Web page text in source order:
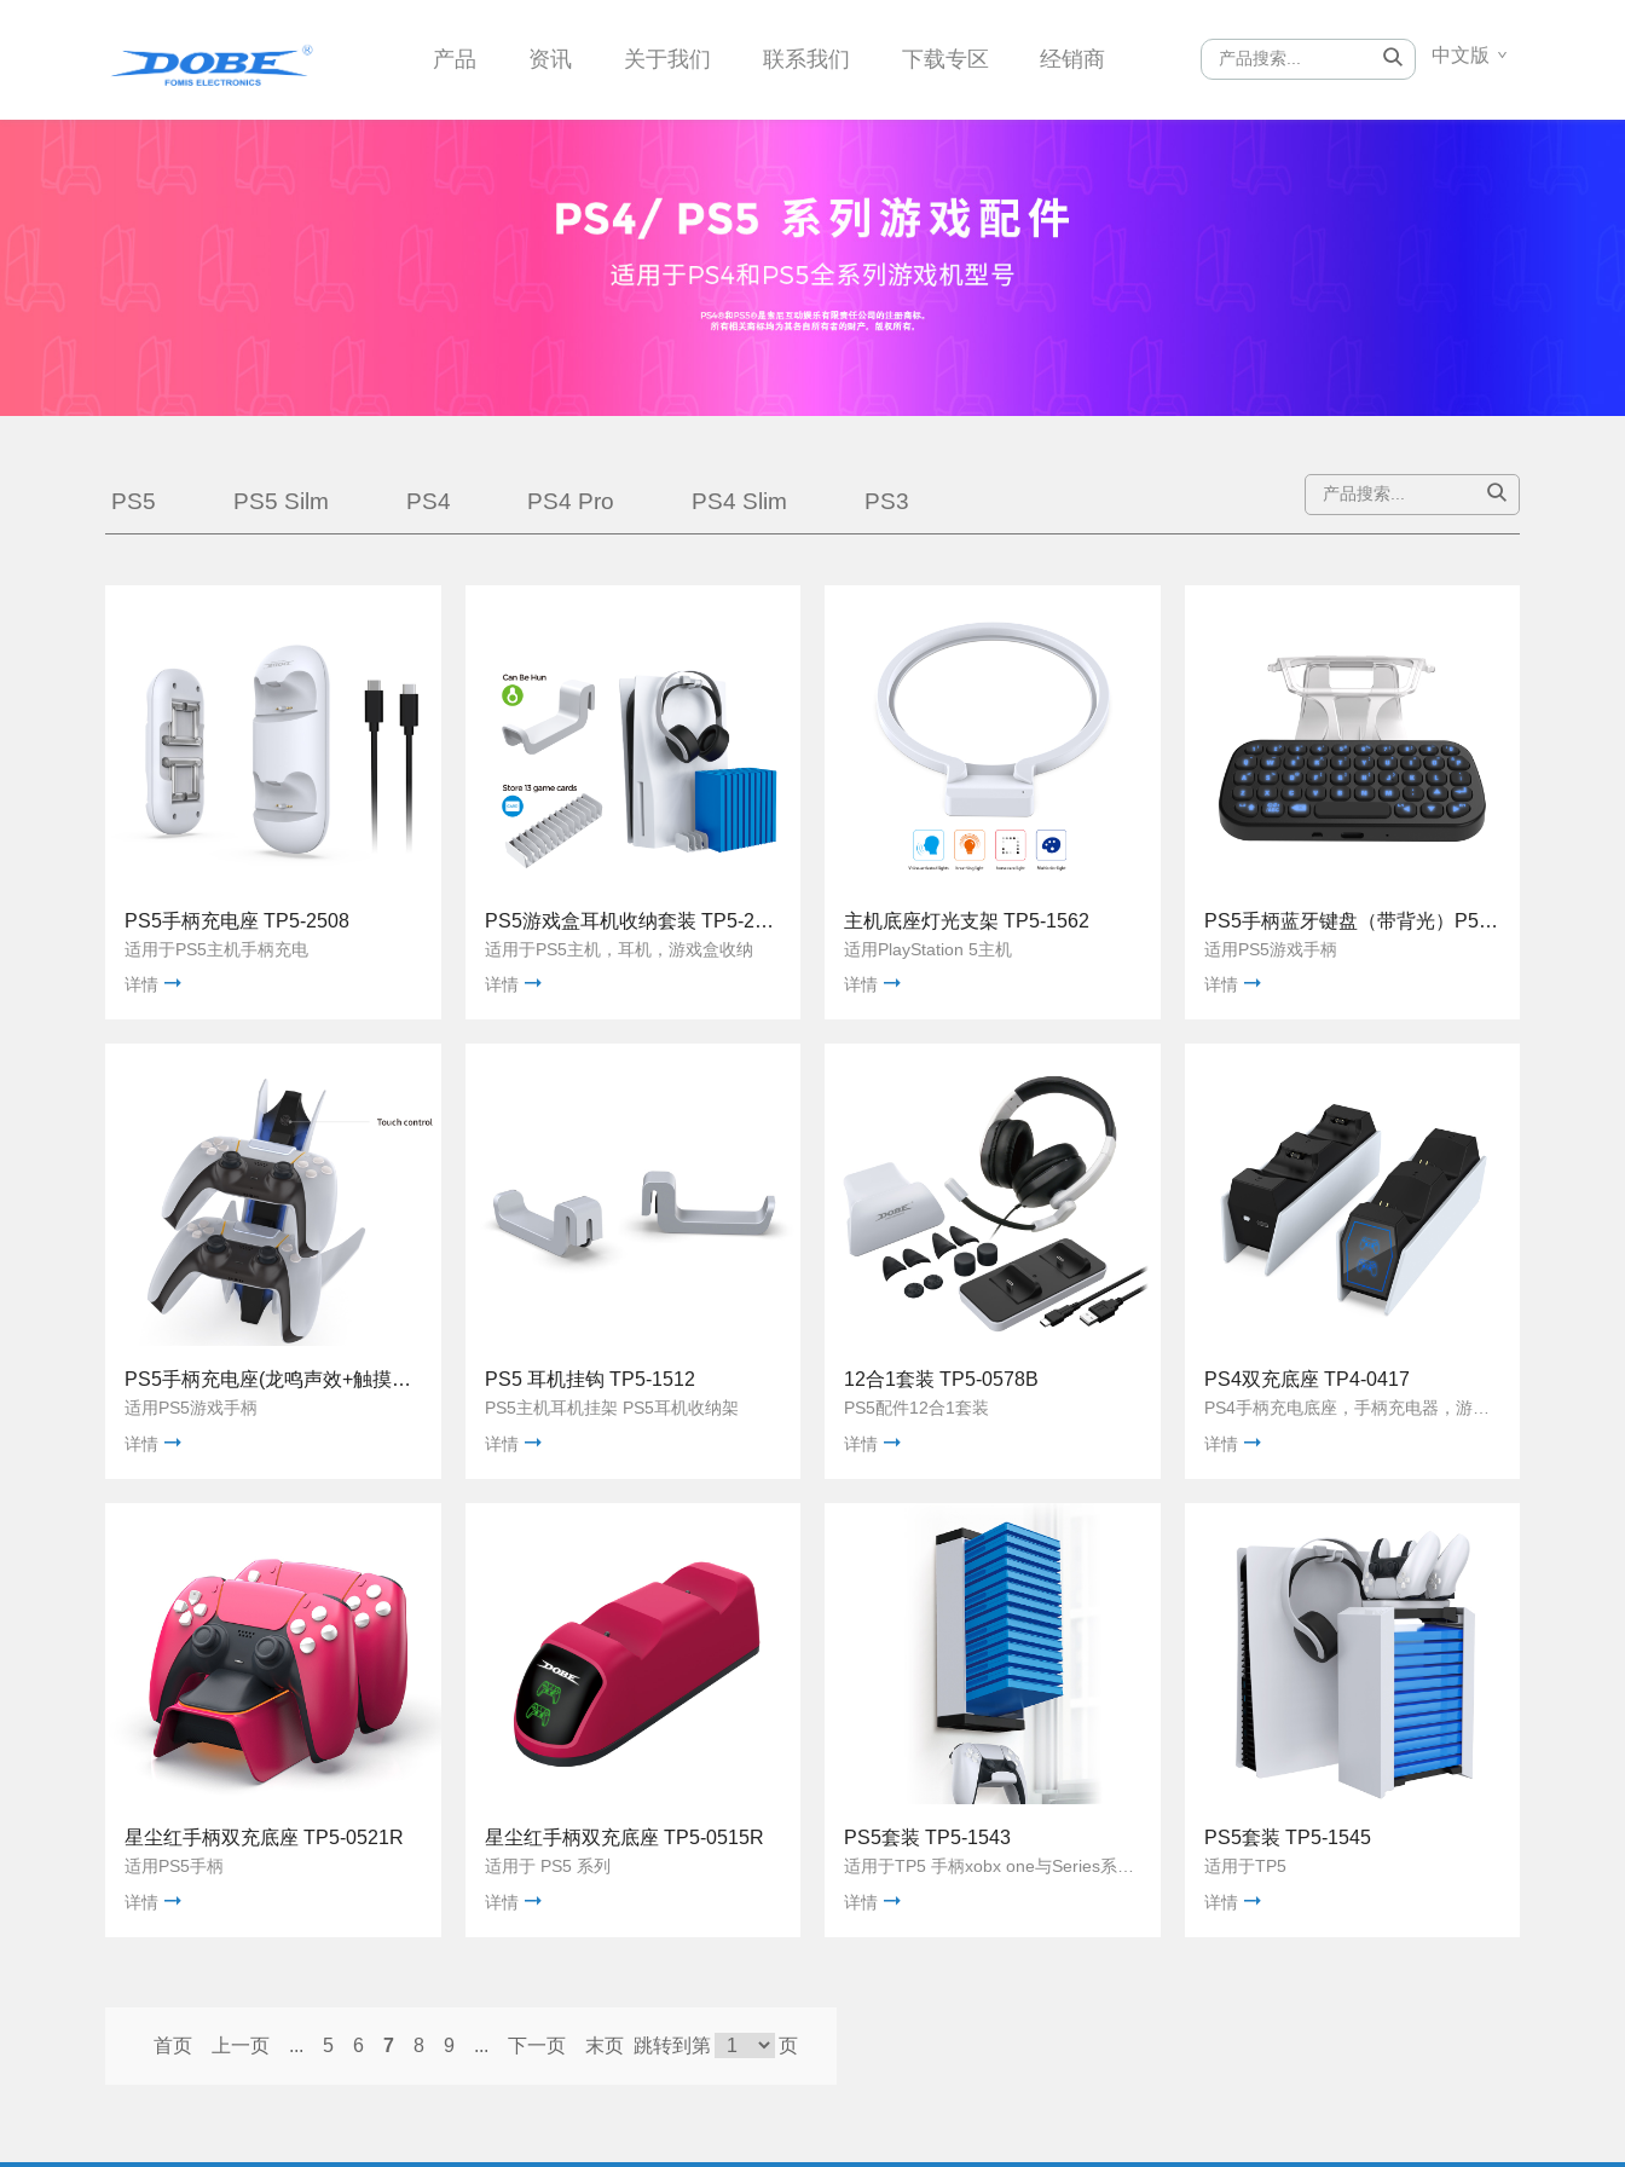
产品 资讯 关于我们 联系我们 下载专区 经销商 中文版
PS5 PS5 Silm PS4 PS4 Pro PS4 Slim PS3
PS5手柄充电座 TP5-2508
适用于PS5主机手柄充电
详情
PS5游戏盒耳机收纳套装 TP5-2509
适用于PS5主机，耳机，游戏盒收纳
详情
主机底座灯光支架 TP5-1562
适用PlayStation 5主机
详情
PS5手柄蓝牙键盘（带背光）P5-0556S
适用PS5游戏手柄
详情
PS5手柄充电座(龙鸣声效+触摸控制) TP5-0557S
适用PS5游戏手柄
详情
PS5 耳机挂钩 TP5-1512
PS5主机耳机挂架 PS5耳机收纳架
详情
12合1套装 TP5-0578B
PS5配件12合1套装
详情
PS4双充底座 TP4-0417
PS4手柄充电底座，手柄充电器，游戏手柄双座充
详情
星尘红手柄双充底座 TP5-0521R
适用PS5手柄
详情
星尘红手柄双充底座 TP5-0515R
适用于 PS5 系列
详情
PS5套装 TP5-1543
适用于TP5 手柄xobx one与Series系列手柄，Switch pro手柄，谷歌手柄等
详情
PS5套装 TP5-1545
适用于TP5
详情
首页 上一页 ... 5 6 7 8 9 ... 下一页 末页 跳转到第 页